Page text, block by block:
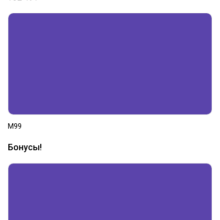
M99
Бонусы!